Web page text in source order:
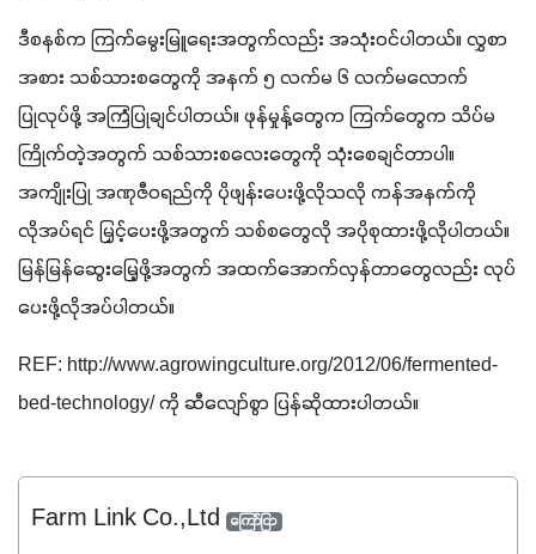
ဒီစနစ်က ကြက်မွေးမြူရေးအတွက်လည်း အသုံးဝင်ပါတယ်။ လွှစာ
အစား သစ်သားစတွေကို အနက် ၅ လက်မ ၆ လက်မလောက်
ပြုလုပ်ဖို့ အကြံပြုချင်ပါတယ်။ ဖုန်မှုန့်တွေက ကြက်တွေက သိပ်မ
ကြိုက်တဲ့အတွက် သစ်သားစလေးတွေကို သုံးစေချင်တာပါ။
အကျိုးပြု အဏုဇီဝရည်ကို ပိုဖျန်းပေးဖို့လိုသလို ကန်အနက်ကို
လိုအပ်ရင် မြှင့်ပေးဖို့အတွက် သစ်စတွေလို အပိုစုထားဖို့လိုပါတယ်။
မြန်မြန်ဆွေးမြေ့ဖို့အတွက် အထက်အောက်လှန်တာတွေလည်း လုပ်
ပေးဖို့လိုအပ်ပါတယ်။
REF: http://www.agrowingculture.org/2012/06/fermented-
bed-technology/ ကို ဆီလျော်စွာ ပြန်ဆိုထားပါတယ်။
Farm Link Co.,Ltd ကြော်ငြာ